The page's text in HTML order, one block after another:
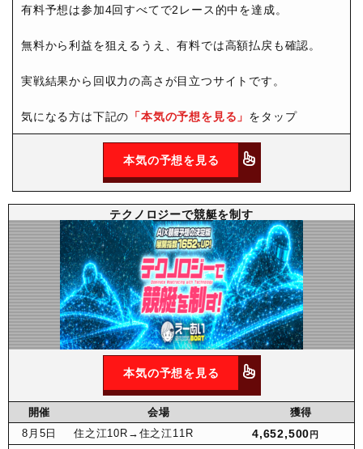
有料予想は参加4回すべてで2レース的中を達成。
無料から利益を狙えるうえ、有料では高額払戻も確認。
実戦結果から回収力の高さが目立つサイトです。
気になる方は下記の 「本気の予想を見る」 をタップ
本気の予想を見る
テクノロジーで競艇を制す
本気の予想を見る
開催 会場
獲得
8月 5日 住之江10R →住之江11R 4,652,500 円